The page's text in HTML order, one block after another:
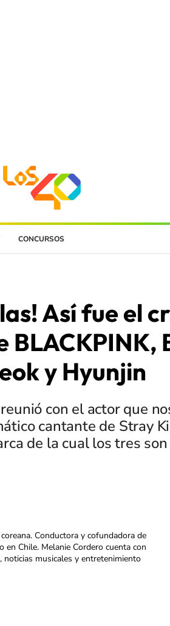
CONCURSOS
Así fue el
BLACKPINK,
y Hyunjin
con el actor que
cantante de Stray
de la cual los tres
Conductora y cofundadora de
en Chile. Melanie Cordero cuenta con
musicales y entretenimiento